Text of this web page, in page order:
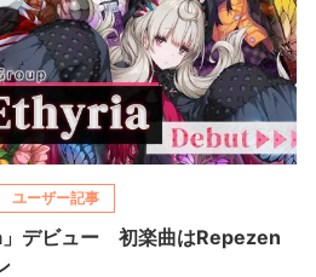
ユーザー記事
デビュー 初楽曲はRepezen